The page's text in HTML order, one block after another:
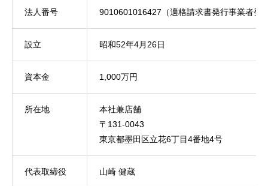
法人番号 9010601016427（適格請求書発行事業者登
設立 昭和52年4月26日
資本金 1,000万円
所在地
本社兼店舗
〒131-0043
東京都墨田区立花6丁目4番地4号
代表取締役 山崎 健蔵